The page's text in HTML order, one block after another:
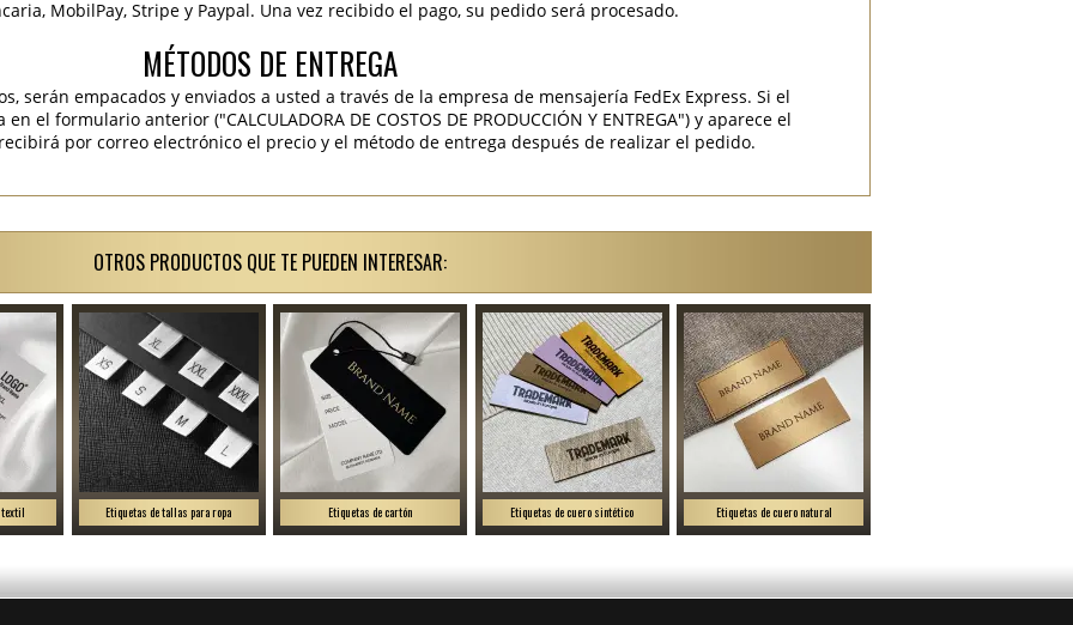
MobilPay, Stripe y Paypal. Una vez recibido el pago, su pedido será procesado.
MÉTODOS DE ENTREGA
serán empacados y enviados a usted a través de la empresa de mensajería FedEx Express. Si el
el formulario anterior ("CALCULADORA DE COSTOS DE PRODUCCIÓN Y ENTREGA") y aparece el
por correo electrónico el precio y el método de entrega después de realizar el pedido.
OTROS PRODUCTOS QUE TE PUEDEN INTERESAR:
textil Etiquetas de tallas para ropa Etiquetas de cartón Etiquetas de cuero sintético Etiquetas de cuero natural